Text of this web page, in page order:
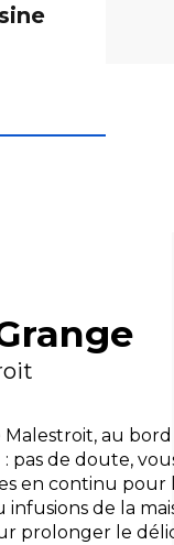
Malestroit, au
de doute,
en continu pour
de la
prolonger le